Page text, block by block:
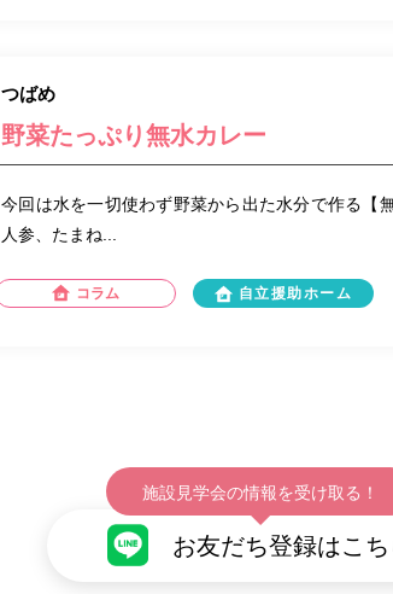
つばめ
野菜たっぷり無水カレー
今回は水を一切使わず野菜から出た水分で作る【
人参、たまね...
コラム 自立援助ホーム
施設見学会の情報を受け取る！
お友だち登録はこち